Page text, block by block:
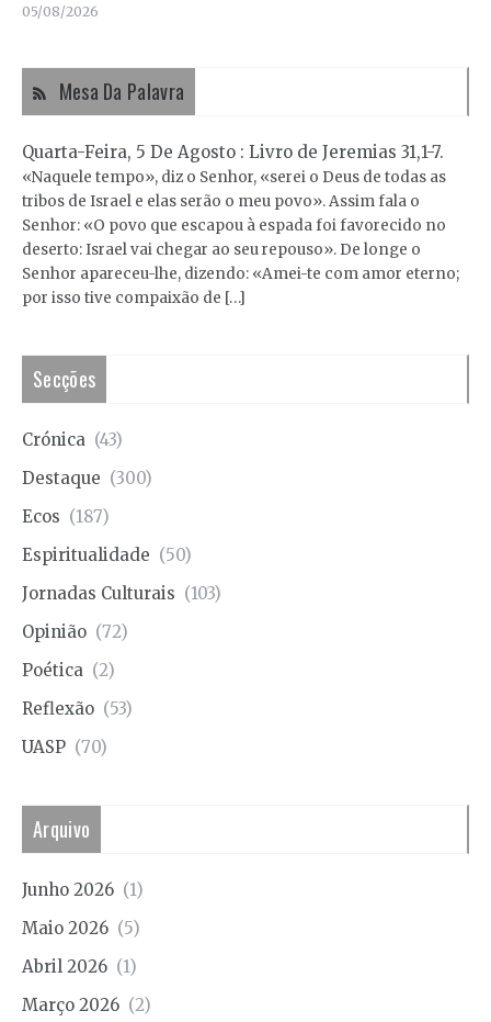
05/08/2026
Mesa Da Palavra
Quarta-Feira, 5 De Agosto : Livro de Jeremias 31,1-7.
«Naquele tempo», diz o Senhor, «serei o Deus de todas as
tribos de Israel e elas serão o meu povo». Assim fala o
Senhor: «O povo que escapou à espada foi favorecido no
deserto: Israel vai chegar ao seu repouso». De longe o
Senhor apareceu-lhe, dizendo: «Amei-te com amor eterno;
por isso tive compaixão de […]
Secções
Crónica (43)
Destaque (300)
Ecos (187)
Espiritualidade (50)
Jornadas Culturais (103)
Opinião (72)
Poética (2)
Reflexão (53)
UASP (70)
Arquivo
Junho 2026 (1)
Maio 2026 (5)
Abril 2026 (1)
Março 2026 (2)